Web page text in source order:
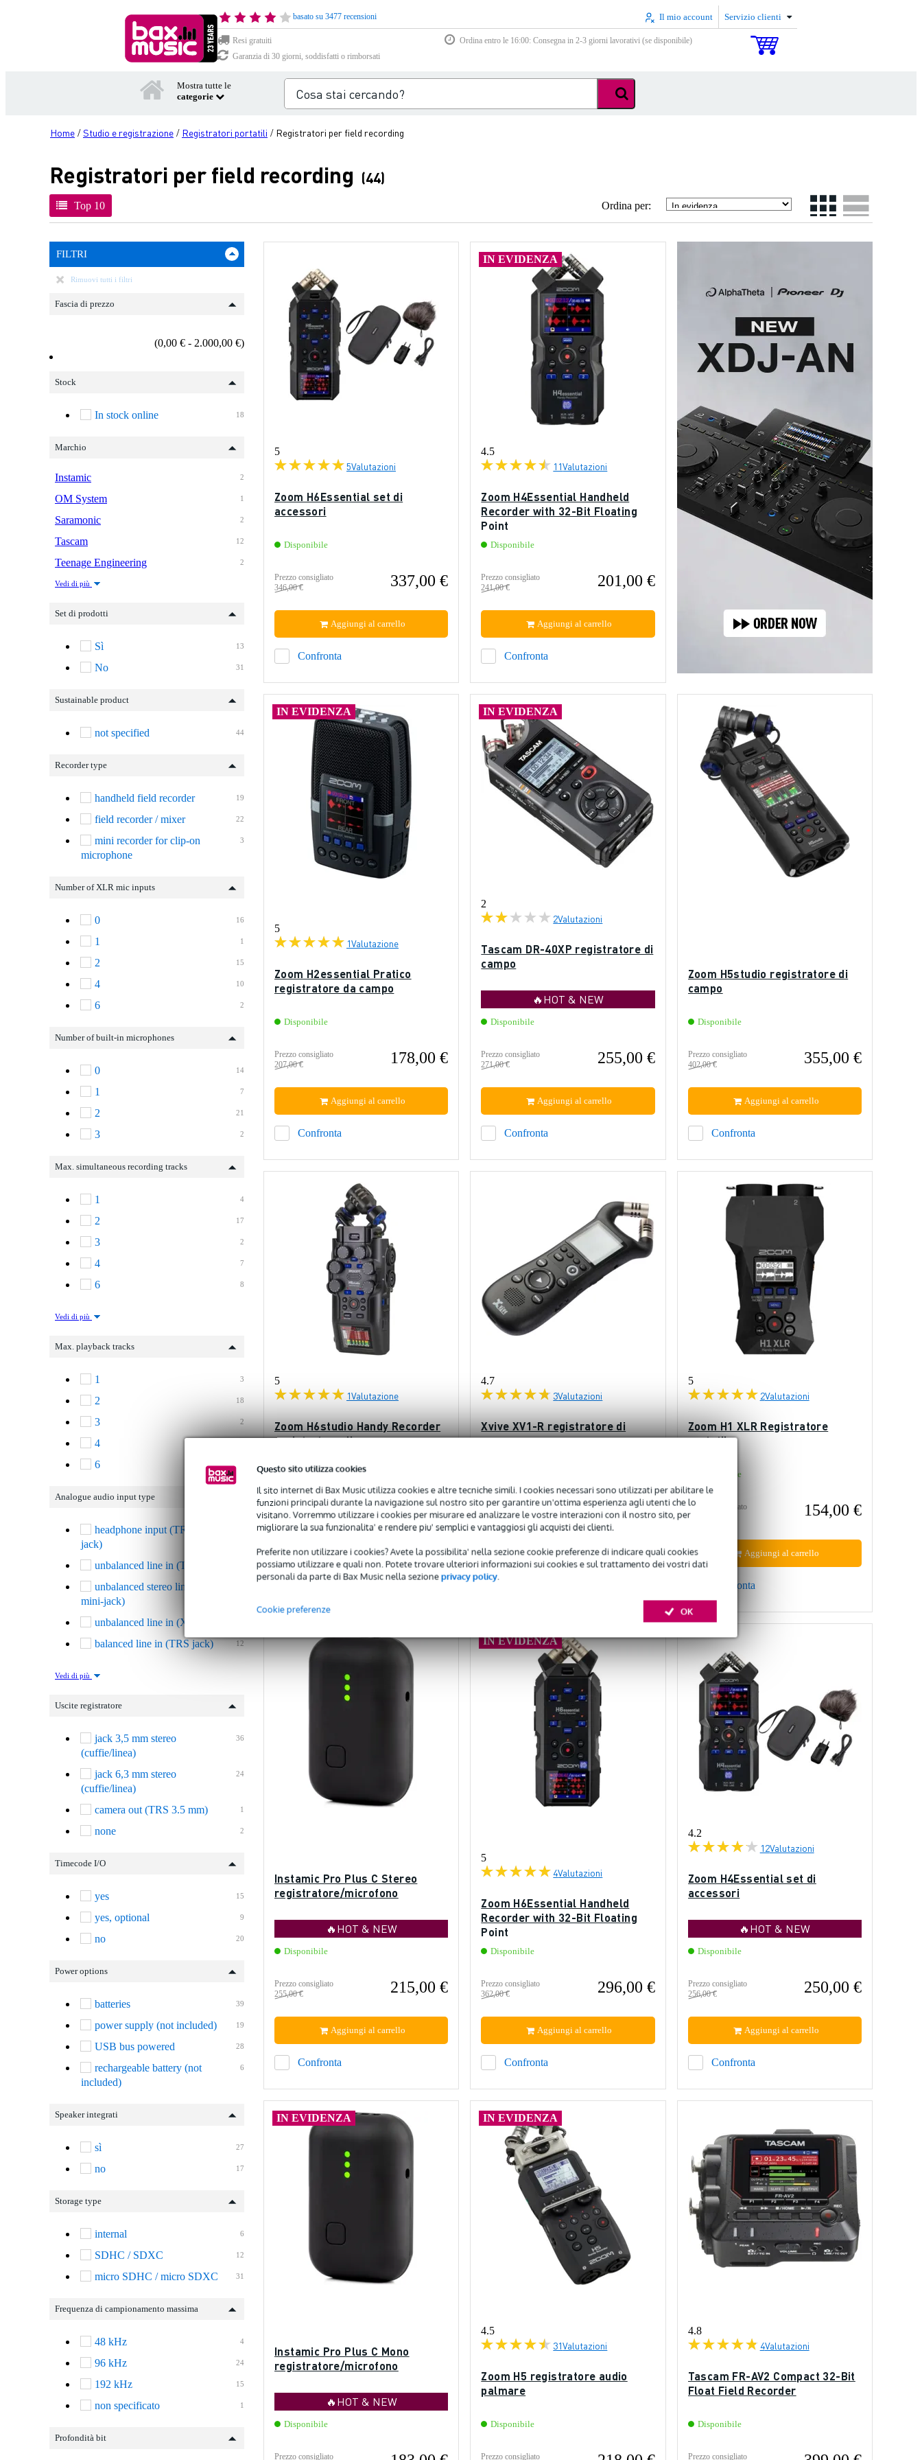
Questo sito utilizza cookies
Il sito internet di Bax Music utilizza cookies e altre tecniche simili. I cookies necessari sono utilizzati per abilitare le
funzioni principali durante la navigazione sul nostro sito per garantire un'ottima esperienza agli utenti che lo
visitano. Vorremmo utilizzare i cookies per misurare ed analizzare le vostre interazioni con il nostro sito, per
migliorare la sua funzionalita' e rendere piu' semplici e vantaggiosi gli acquisti dei clienti.
Preferite non utilizzare i cookies? Avete la possibilita' nella sezione cookie preferenze di indicare quali cookies
possiamo utilizzare e quali non. Potete trovare ulteriori informazioni sui cookies e sul trattamento dei vostri dati
personali da parte di Bax Music nella sezioneprivacy policy.
OK
Cookie preferenze
basato su 3477 recensioni Il mio account Servizio clienti
Resi gratuiti
Ordina entro le 16:00: Consegna in 2-3 giorni lavorativi (se disponibile)
Garanzia di 30 giorni, soddisfatti o rimborsati
Mostra tutte le
categorie
Home /Studio e registrazione / Registratori portatili / Registratori per field recording
Registratori per field recording (44)
Top 10 Ordina per:
FILTRI
Rimuovi tutti i filtri
Fascia di prezzo
(0,00 € - 2.000,00 €)
Stock
18
In stock online
Marchio
2
Instamic
1
OM System
2
Saramonic
12
Tascam
2
Teenage Engineering
Vedi di più
Set di prodotti
13
Sì
31
No
Sustainable product
44
not specified
Recorder type
19
handheld field recorder
22
field recorder / mixer
3
mini recorder for clip-on
microphone
Number of XLR mic inputs
16
0
1
1
15
2
10
4
2
6
Number of built-in microphones
14
0
7
1
21
2
2
3
Max. simultaneous recording tracks
4
1
17
2
2
3
7
4
8
6
Vedi di più
Max. playback tracks
3
1
18
2
2
3
4
6
Analogue audio input type
headphone input (TRRS mini-
jack)
unbalanced line in (TS jack)
unbalanced stereo line in (TRS
mini-jack)
unbalanced line in (XLR)
12
balanced line in (TRS jack)
Vedi di più
Uscite registratore
36
jack 3,5 mm stereo
(cuffie/linea)
24
jack 6,3 mm stereo
(cuffie/linea)
1
camera out (TRS 3.5 mm)
2
none
Timecode I/O
15
yes
9
yes, optional
20
no
Power options
39
batteries
19
power supply (not included)
28
USB bus powered
6
rechargeable battery (not
included)
Speaker integrati
27
sì
17
no
Storage type
6
internal
12
SDHC / SDXC
31
micro SDHC / micro SDXC
Frequenza di campionamento massima
4
48 kHz
24
96 kHz
15
192 kHz
1
non specificato
Profondità bit
5
5Valutazioni
Zoom H6Essential set di
accessori
Disponibile
Prezzo consigliato
346,00 €
337,00 €
Confronta
Aggiungi al carrello
IN EVIDENZA
4.5
11Valutazioni
Zoom H4Essential Handheld
Recorder with 32-Bit Floating
Point
Disponibile
Prezzo consigliato
241,00 €
201,00 €
Confronta
Aggiungi al carrello
IN EVIDENZA
5
1Valutazione
Zoom H2essential Pratico
registratore da campo
Disponibile
Prezzo consigliato
207,00 €
178,00 €
Confronta
Aggiungi al carrello
IN EVIDENZA
2
2Valutazioni
Tascam DR-40XP registratore di
campo
🔥HOT & NEW
Disponibile
Prezzo consigliato
271,00 €
255,00 €
Confronta
Aggiungi al carrello
Zoom H5studio registratore di
campo
Disponibile
Prezzo consigliato
402,00 €
355,00 €
Confronta
Aggiungi al carrello
5
1Valutazione
Zoom H6studio Handy Recorder
registratore di campo
Disponibile
Prezzo consigliato
453,00 €
398,00 €
Confronta
Aggiungi al carrello
4.7
3Valutazioni
Xvive XV1-R registratore di
campo
Prezzo consigliato
86,00 €
69,00 €
Aggiungi al carrello
5
2Valutazioni
Zoom H1 XLR Registratore
portatile
Disponibile
Prezzo consigliato
163,00 €
154,00 €
Confronta
Aggiungi al carrello
Instamic Pro Plus C Stereo
registratore/microfono
🔥HOT & NEW
Disponibile
Prezzo consigliato
255,00 €
215,00 €
Confronta
Aggiungi al carrello
IN EVIDENZA
5
4Valutazioni
Zoom H6Essential Handheld
Recorder with 32-Bit Floating
Point
Disponibile
Prezzo consigliato
362,00 €
296,00 €
Confronta
Aggiungi al carrello
4.2
12Valutazioni
Zoom H4Essential set di
accessori
🔥HOT & NEW
Disponibile
Prezzo consigliato
256,00 €
250,00 €
Confronta
Aggiungi al carrello
IN EVIDENZA
Instamic Pro Plus C Mono
registratore/microfono
🔥HOT & NEW
Disponibile
Prezzo consigliato
IN EVIDENZA
4.5
31Valutazioni
Zoom H5 registratore audio
palmare
Disponibile
Prezzo consigliato
4.8
4Valutazioni
Tascam FR-AV2 Compact 32-Bit
Float Field Recorder
Disponibile
Prezzo consigliato